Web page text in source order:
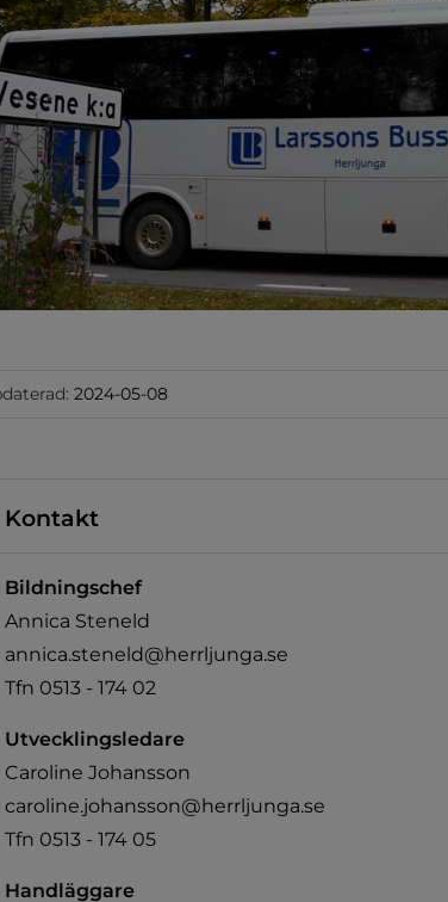
i nytt fönster.
2024-05-08
Kontakt
Bildningschef
Annica Steneld
annica.steneld@herrljunga.se
Tfn 0513 - 174 02
Utvecklingsledare
Caroline Johansson
caroline.johansson@herrljunga.se
Tfn 0513 - 174 05
Handläggare